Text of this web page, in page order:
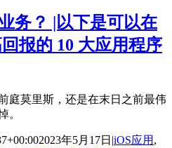
务？ |以下是可以在
报的 10 大应用程序
庭莫里斯，还是在末日之前最伟
。
2023年5月17日 |iOS应用 ,